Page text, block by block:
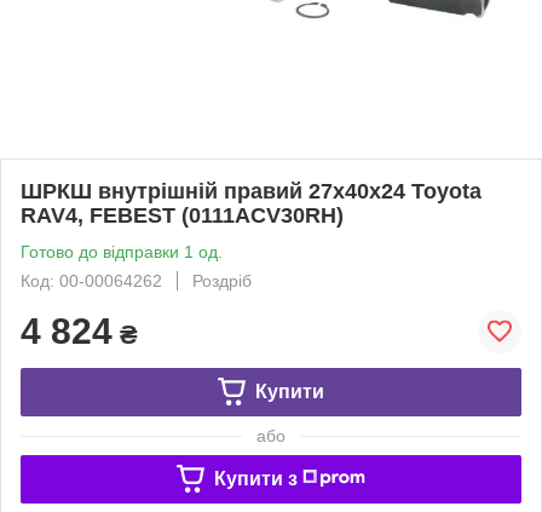
ШРКШ внутрішній правий 27x40x24 Toyota
RAV4, FEBEST (0111ACV30RH)
Готово до відправки 1 од.
Код: 00-00064262
Роздріб
4 824 ₴
Купити
або
Купити з